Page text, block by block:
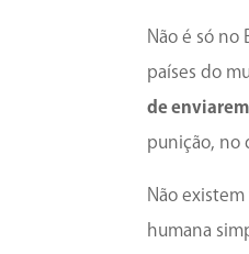
Não é só no
países do
de
punição, no
Não
humana